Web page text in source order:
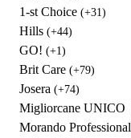
1-st Choice (+31)
Hills (+44)
GO! (+1)
Brit Care (+79)
Josera (+74)
Migliorcane UNICO
Morando Professional